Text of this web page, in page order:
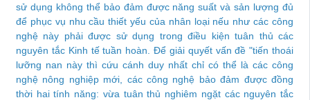
sử dụng không thể bảo đảm được năng suất và sản lượng đủ
để phục vụ nhu cầu thiết yếu của nhân loại nếu như các công
nghệ này phải được sử dụng trong điều kiện tuân thủ các
nguyên tắc Kinh tế tuần hoàn. Để giải quyết vấn đề "tiến thoái
lưỡng nan này thì cứu cánh duy nhất chỉ có thể là các công
nghệ nông nghiệp mới, các công nghệ bảo đảm được đồng
thời hai tính năng: vừa tuân thủ nghiêm ngặt các nguyên tắc